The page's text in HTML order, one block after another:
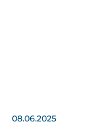
08.06.2025